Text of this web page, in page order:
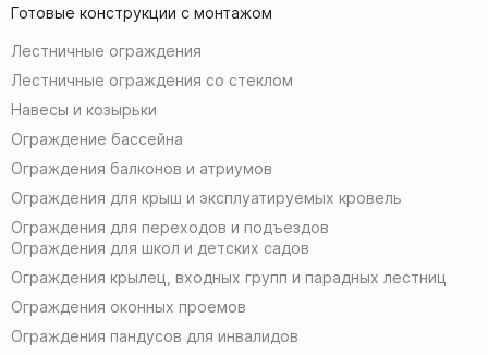
Готовые конструкции с монтажом
Лестничные ограждения
Лестничные ограждения со стеклом
Навесы и козырьки
Ограждение бассейна
Ограждения балконов и атриумов
Ограждения для крыш и эксплуатируемых кровель
Ограждения для переходов и подъездов
Ограждения для школ и детских садов
Ограждения крылец, входных групп и парадных лестниц
Ограждения оконных проемов
Ограждения пандусов для инвалидов